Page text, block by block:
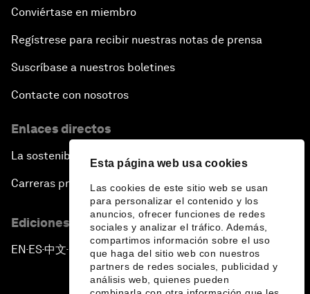
Esta página web usa cookies
Las cookies de este sitio web se usan
para personalizar el contenido y los
anuncios, ofrecer funciones de redes
sociales y analizar el tráfico. Además,
compartimos información sobre el uso
que haga del sitio web con nuestros
partners de redes sociales, publicidad y
análisis web, quienes pueden
Conviértase en miembro
Regístrese para recibir nuestras notas de prensa
Suscríbase a nuestros boletines
Contacte con nosotros
Enlaces directos
La sostenibilidad en el Foro
Carreras profesionales
Ediciones en otros idiomas
EN ▪ ES▪中文▪ 日本語